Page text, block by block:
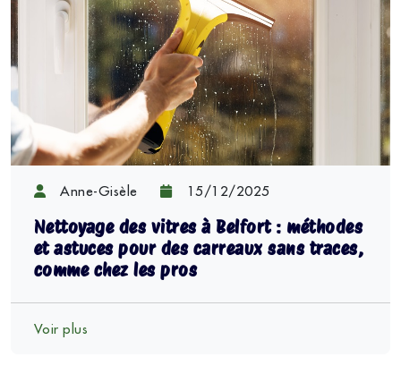
Anne-Gisèle 15/12/2025
Nettoyage des vitres à Belfort : méthodes
et astuces pour des carreaux sans traces,
comme chez les pros
Voir plus